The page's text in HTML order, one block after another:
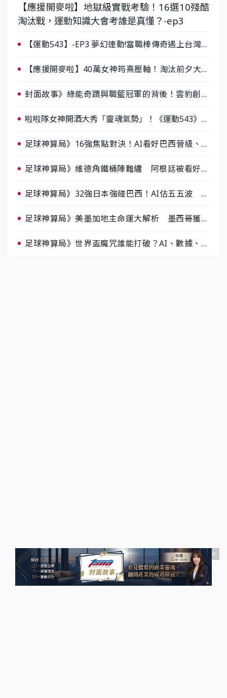
【應援開麥啦】地獄級實戰考驗！16選10殘酷
淘汰戰，運動知識大會考誰是真懂？-ep3
【運動543】-EP3 夢幻連動!當職棒傳奇遇上台灣女
【應援開麥啦】40萬女神筠熹壓軸！淘汰前夕大混
封面故事》綠能奇蹟與職籃冠軍的背後！雲豹創辦
啦啦隊女神開酒大秀「靈魂氣勢」！《運動543》微
足球神算局》16強焦點對決！AI看好巴西晉級、數
足球神算局》維德角鐵桶陣難纏 阿根廷被看好下
足球神算局》32強日本強碰巴西！AI估五五波 牛
足球神算局》美墨加地主命運大解析 墨西哥獲數
足球神算局》世界盃魔咒誰能打破？AI、數據、塔